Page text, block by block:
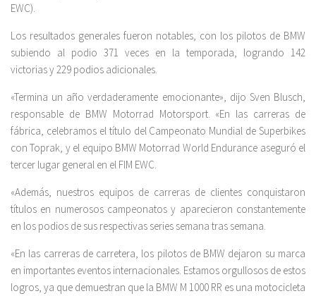
EWC).
Los resultados generales fueron notables, con los pilotos de BMW
subiendo al podio 371 veces en la temporada, logrando 142
victorias y 229 podios adicionales.
«Termina un año verdaderamente emocionante», dijo Sven Blusch,
responsable de BMW Motorrad Motorsport. «En las carreras de
fábrica, celebramos el título del Campeonato Mundial de Superbikes
con Toprak, y el equipo BMW Motorrad World Endurance aseguró el
tercer lugar general en el FIM EWC.
«Además, nuestros equipos de carreras de clientes conquistaron
títulos en numerosos campeonatos y aparecieron constantemente
en los podios de sus respectivas series semana tras semana.
«En las carreras de carretera, los pilotos de BMW dejaron su marca
en importantes eventos internacionales. Estamos orgullosos de estos
logros, ya que demuestran que la BMW M 1000 RR es una motocicleta